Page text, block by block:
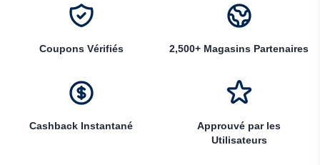
Coupons Vérifiés 2,500+ Magasins Partenaires
Cashback Instantané
Approuvé par les
Utilisateurs